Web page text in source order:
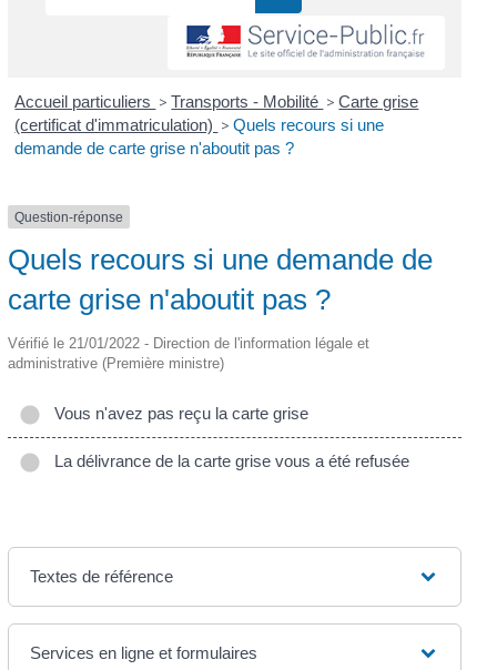
Accueil particuliers > Transports - Mobilité > Carte grise
(certificat d'immatriculation) > Quels recours si une
demande de carte grise n'aboutit pas ?
Question-réponse
Quels recours si une demande de
carte grise n'aboutit pas ?
Vérifié le 21/01/2022 - Direction de l'information légale et
administrative (Première ministre)
Vous n'avez pas reçu la carte grise
La délivrance de la carte grise vous a été refusée
Textes de référence
Services en ligne et formulaires